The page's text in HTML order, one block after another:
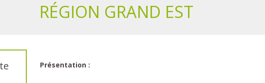
RÉGION GRAND EST
Présentation :